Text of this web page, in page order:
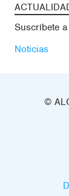
Suscríbete
Noticias
©